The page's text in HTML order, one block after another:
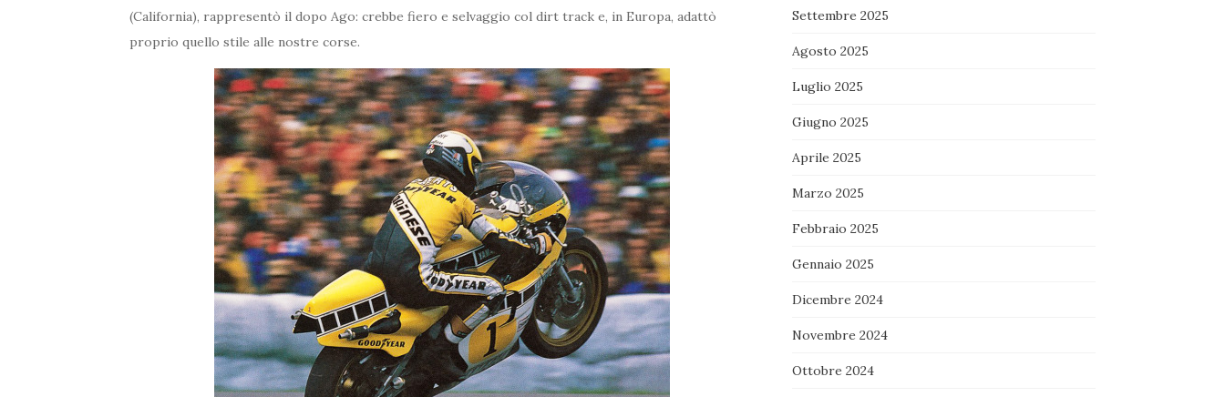
(California), rappresentò il dopo Ago: crebbe fiero e selvaggio col dirt track e, in Europa, adattò
proprio quello stile alle nostre corse.
Settembre 2025
Agosto 2025
Luglio 2025
Giugno 2025
Aprile 2025
Marzo 2025
Febbraio 2025
Gennaio 2025
Dicembre 2024
Novembre 2024
Ottobre 2024